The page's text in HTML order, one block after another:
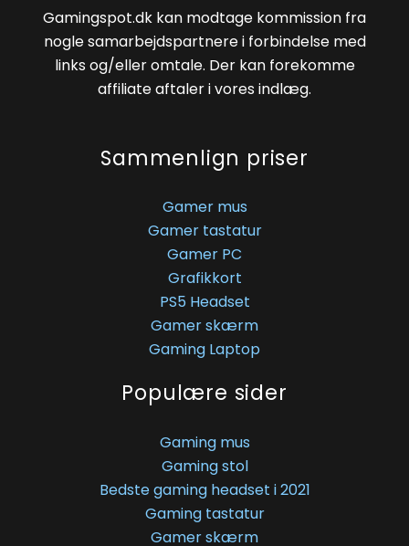
Gamingspot.dk kan modtage kommission fra
nogle samarbejdspartnere i forbindelse med
links og/eller omtale. Der kan forekomme
affiliate aftaler i vores indlæg.
Sammenlign priser
Gamer mus
Gamer tastatur
Gamer PC
Grafikkort
PS5 Headset
Gamer skærm
Gaming Laptop
Populære sider
Gaming mus
Gaming stol
Bedste gaming headset i 2021
Gaming tastatur
Gamer skærm